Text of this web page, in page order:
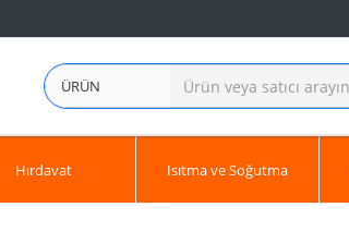
ÜRÜN
Hırdavat Isıtma ve Soğutma